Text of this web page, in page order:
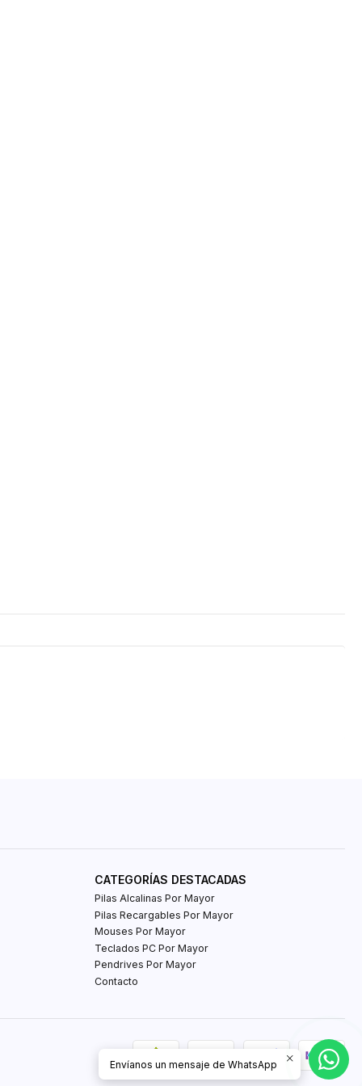
CATEGORÍAS DESTACADAS
Pilas Alcalinas Por Mayor
Pilas Recargables Por Mayor
Mouses Por Mayor
Teclados PC Por Mayor
Pendrives Por Mayor
Contacto
Envíanos un mensaje de WhatsApp